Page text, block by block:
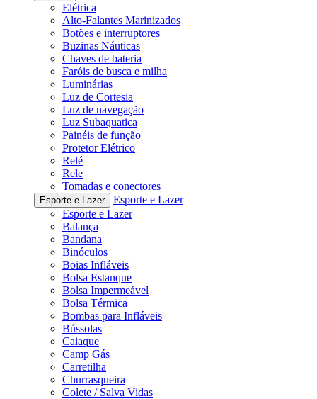
Elétrica
Alto-Falantes Marinizados
Botões e interruptores
Buzinas Náuticas
Chaves de bateria
Faróis de busca e milha
Luminárias
Luz de Cortesia
Luz de navegação
Luz Subaquatica
Painéis de função
Protetor Elétrico
Relé
Rele
Tomadas e conectores
Esporte e Lazer
Esporte e Lazer
Esporte e Lazer
Balança
Bandana
Binóculos
Boias Infláveis
Bolsa Estanque
Bolsa Impermeável
Bolsa Térmica
Bombas para Infláveis
Bússolas
Caiaque
Camp Gás
Carretilha
Churrasqueira
Colete / Salva Vidas